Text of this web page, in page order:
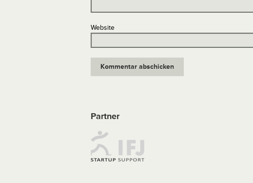
Website
Partner